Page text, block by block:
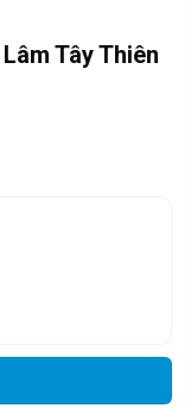
Tây Thiên